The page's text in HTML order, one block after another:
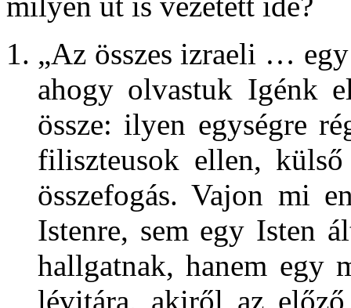
„Az összes izraeli …
ahogy olvastuk Igénk
össze: ilyen egységre
filiszteusok ellen,
összefogás. Vajon mi
Istenre, sem egy Isten
hallgatnak, hanem egy
lévitára, akiről az